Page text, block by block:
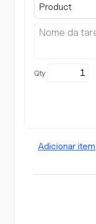
Product
Adicionar item